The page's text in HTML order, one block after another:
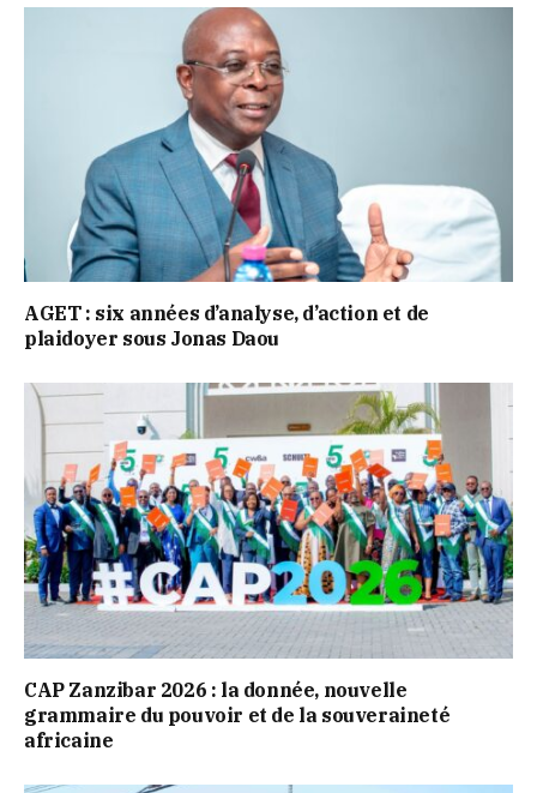
AGET : six années d’analyse, d’action et de
plaidoyer sous Jonas Daou
CAP Zanzibar 2026 : la donnée, nouvelle
grammaire du pouvoir et de la souveraineté
africaine